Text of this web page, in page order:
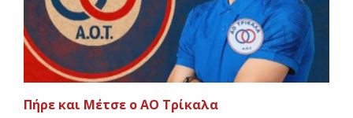
Πήρε και Μέτσε ο ΑΟ Τρίκαλα